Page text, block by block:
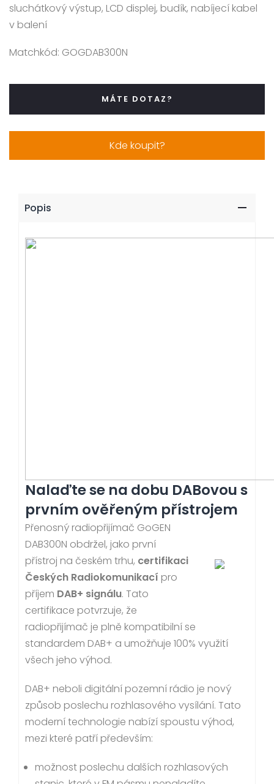
sluchátkový výstup, LCD displej, budík, nabíjecí kabel
v balení
Matchkód: GOGDAB300N
MÁTE DOTAZ?
Kde koupit?
Popis
Nalaďte se na dobu DABovou s
prvním ověřeným přístrojem
Přenosný radiopřijímač GoGEN
DAB300N obdržel, jako první
přístroj na českém trhu, certifikaci
Českých Radiokomunikací pro
příjem DAB+ signálu. Tato
certifikace potvrzuje, že
radiopřijímač je plně kompatibilní se
standardem DAB+ a umožňuje 100% využití
všech jeho výhod.
DAB+ neboli digitální pozemní rádio je nový
způsob poslechu rozhlasového vysílání. Tato
moderní technologie nabízí spoustu výhod,
mezi které patří především:
možnost poslechu dalších rozhlasových